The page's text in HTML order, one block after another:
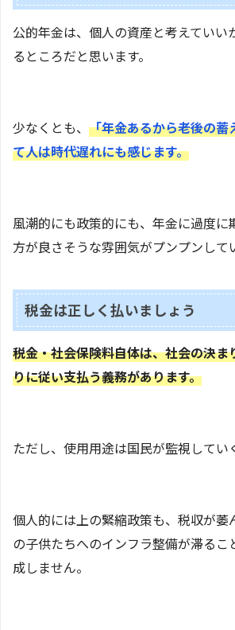
公的年金は、個人の資産と考えていい
るところだと思います。
少なくとも、 「年金あるから老後の蓄
て人は時代遅れにも感じます。
風潮的にも政策的にも、年金に過度に
方が良さそうな雰囲気がプンプンして
税金は正しく払いましょう
税金・社会保険料自体は、社会の決ま
りに従い支払う義務があります。
ただし、使用用途は国民が監視してい
個人的には上の緊縮政策も、税収が萎
の子供たちへのインフラ整備が滞るこ
成しません。